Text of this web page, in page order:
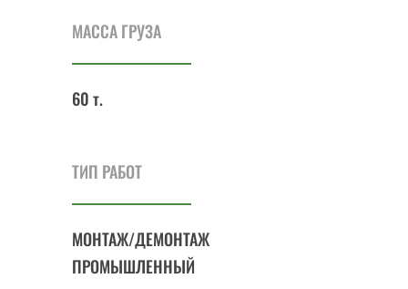
МАССА ГРУЗА
60 т.
ТИП РАБОТ
МОНТАЖ/ДЕМОНТАЖ
ПРОМЫШЛЕННЫЙ